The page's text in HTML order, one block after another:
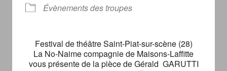
Évènements des troupes
Festival de théâtre Saint-Piat-sur-scène (28)
La No-Naime compagnie de Maisons-Laffitte
vous présente de la pièce de Gérald GARUTTI